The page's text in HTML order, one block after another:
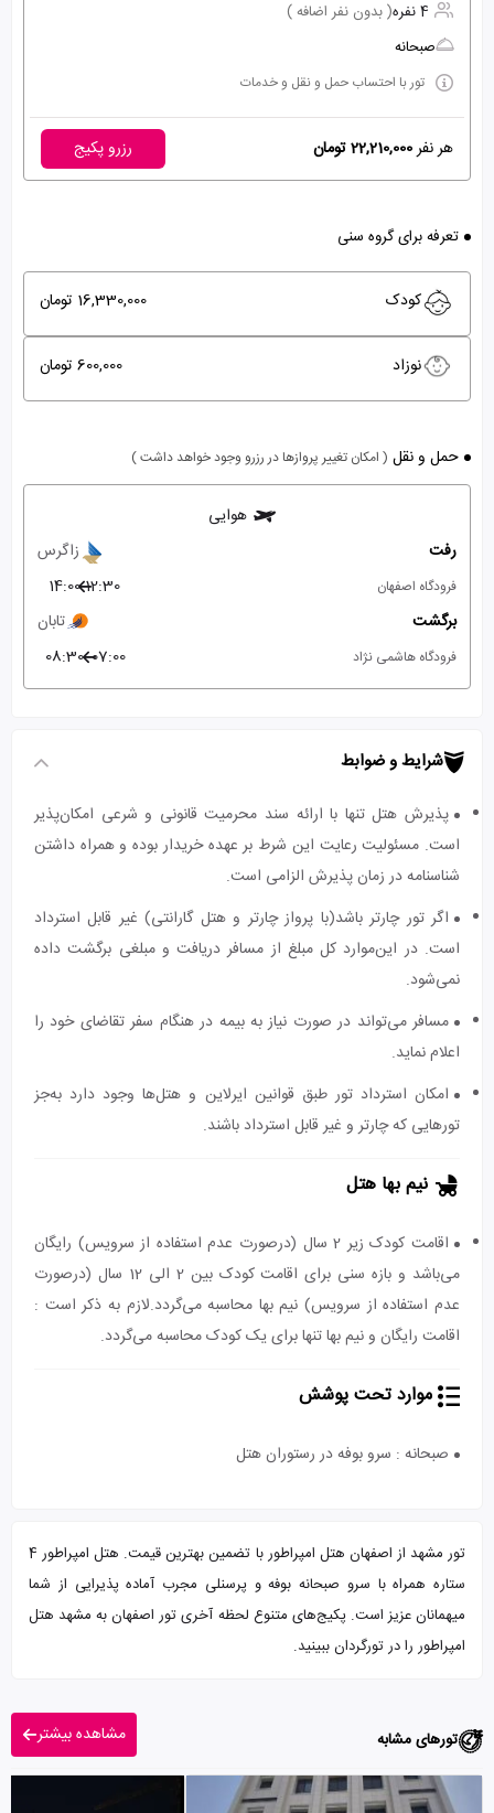
4 نفره
( بدون نفر اضافه )
صبحانه
تور با احتساب حمل و نقل و خدمات
هر نفر22,210,000 تومان رزرو پکیج
تعرفه برای گروه سنی
کودک 16,330,000 تومان
نوزاد 600,000 تومان
حمل و نقل ( امکان تغییر پروازها در رزرو وجود خواهد داشت )
هوایی
رفت
زاگرس
فرودگاه اصفهان 12:30
14:00
برگشت
تابان
فرودگاه هاشمی نژاد 07:00
08:30
شرایط و ضوابط
پذیرش هتل تنها با ارائه سند محرمیت قانونی و شرعی امکان‌پذیر
است. مسئولیت رعایت این شرط بر عهده خریدار بوده و همراه داشتن
شناسنامه در زمان پذیرش الزامی است.
اگر تور چارتر باشد(با پرواز چارتر و هتل گارانتی) غیر قابل استرداد
است. در این‌موارد کل مبلغ از مسافر دریافت و مبلغی برگشت داده
نمی‌شود.
مسافر می‌تواند در صورت نیاز به بیمه در هنگام سفر تقاضای خود را
اعلام نماید.
امکان استرداد تور طبق قوانین ایرلاین و هتل‌ها وجود دارد به‌جز
تورهایی که چارتر و غیر قابل استرداد باشند.
نیم بها هتل
اقامت کودک زیر 2 سال (درصورت عدم استفاده از سرویس) رایگان
می‌باشد و بازه سنی برای اقامت کودک بین 2 الی 12 سال (درصورت
عدم استفاده از سرویس) نیم بها محاسبه می‌گردد.لازم به ذکر است :
اقامت رایگان و نیم بها تنها برای یک کودک محاسبه می‌گردد.
موارد تحت پوشش
صبحانه : سرو بوفه در رستوران هتل
تور مشهد از اصفهان هتل امپراطور با تضمین بهترین قیمت. هتل امپراطور 4
ستاره همراه با سرو صبحانه بوفه و پرسنلی مجرب آماده پذیرایی از شما
میهمانان عزیز است. پکیج‌های متنوع لحظه آخری تور اصفهان به مشهد هتل
امپراطور را در تورگردان ببینید.
تورهای مشابه مشاهده بیشتر